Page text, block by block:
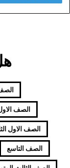
الصف
الصف الاول
الصف التاسع